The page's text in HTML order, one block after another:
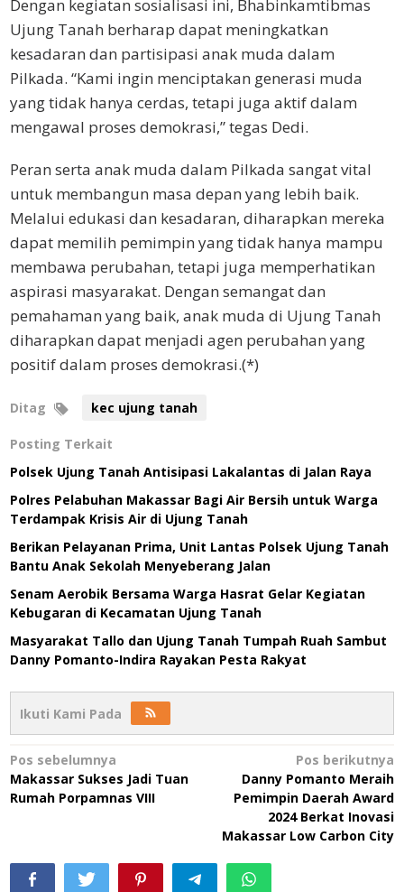
Dengan kegiatan sosialisasi ini, Bhabinkamtibmas
Ujung Tanah berharap dapat meningkatkan
kesadaran dan partisipasi anak muda dalam
Pilkada. “Kami ingin menciptakan generasi muda
yang tidak hanya cerdas, tetapi juga aktif dalam
mengawal proses demokrasi,” tegas Dedi.
Peran serta anak muda dalam Pilkada sangat vital
untuk membangun masa depan yang lebih baik.
Melalui edukasi dan kesadaran, diharapkan mereka
dapat memilih pemimpin yang tidak hanya mampu
membawa perubahan, tetapi juga memperhatikan
aspirasi masyarakat. Dengan semangat dan
pemahaman yang baik, anak muda di Ujung Tanah
diharapkan dapat menjadi agen perubahan yang
positif dalam proses demokrasi.(*)
Ditag kec ujung tanah
Posting Terkait
Polsek Ujung Tanah Antisipasi Lakalantas di Jalan Raya
Polres Pelabuhan Makassar Bagi Air Bersih untuk Warga
Terdampak Krisis Air di Ujung Tanah
Berikan Pelayanan Prima, Unit Lantas Polsek Ujung Tanah
Bantu Anak Sekolah Menyeberang Jalan
Senam Aerobik Bersama Warga Hasrat Gelar Kegiatan
Kebugaran di Kecamatan Ujung Tanah
Masyarakat Tallo dan Ujung Tanah Tumpah Ruah Sambut
Danny Pomanto-Indira Rayakan Pesta Rakyat
Ikuti Kami Pada
Navigasi
pos
Pos sebelumnya
Makassar Sukses Jadi Tuan
Rumah Porpamnas VIII
Pos berikutnya
Danny Pomanto Meraih
Pemimpin Daerah Award
2024 Berkat Inovasi
Makassar Low Carbon City